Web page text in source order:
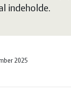
indeholde.
2025